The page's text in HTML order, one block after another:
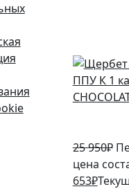
25 950₽
цена
653₽